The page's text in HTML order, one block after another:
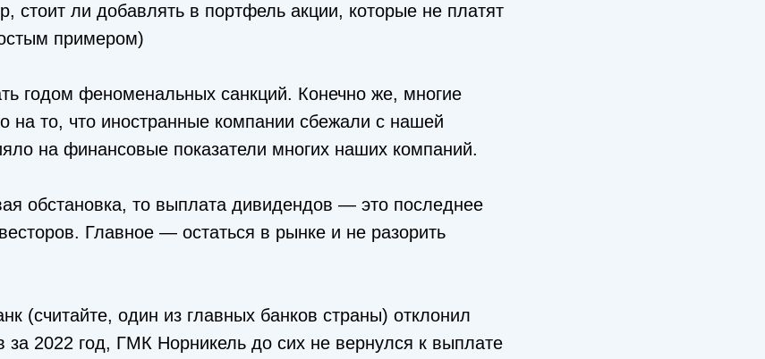
стоит ли добавлять в портфель акции, которые не платят
примером)
годом феноменальных санкций. Конечно же, многие
на то, что иностранные компании сбежали с нашей
на финансовые показатели многих наших компаний.
обстановка, то выплата дивидендов — это последнее
Главное — остаться в рынке и не разорить
(считайте, один из главных банков страны) отклонил
2022 год, ГМК Норникель до сих не вернулся к выплате